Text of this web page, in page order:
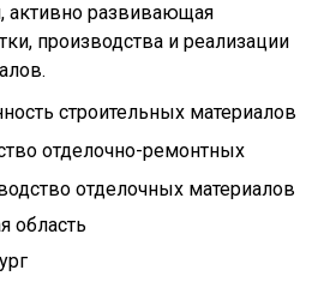
активно развивающая
производства и реализации
строительных материалов
отделочно-ремонтных
отделочных материалов
область